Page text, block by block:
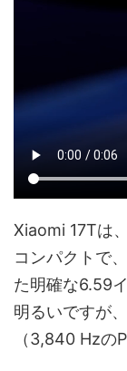
Xiaomi 17Tは
コンパクトで
た明確な6.59
明るいですが
（3,840 Hzの